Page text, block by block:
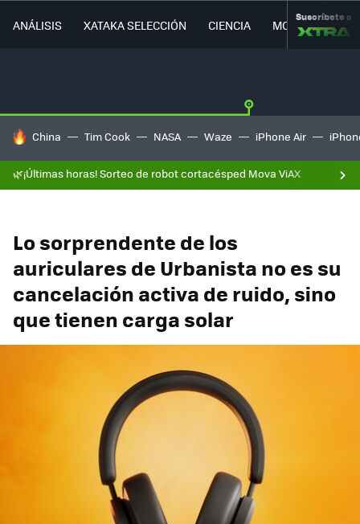
ANÁLISIS XATAKA SELECCIÓN CIENCIA MOVILIDAD
Suscríbete a
HOY SE HABLA DE
China Tim Cook NASA Waze iPhone Air
🌿¡Últimas horas! Sorteo de robot cortacésped Mova ViAX
Lo sorprendente de los
auriculares de Urbanista no es su
cancelación activa de ruido, sino
que tienen carga solar